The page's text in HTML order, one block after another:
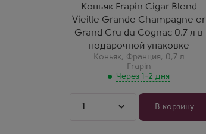
Коньяк Frapin Cigar Blend
Vieille Grande Champagne er
Grand Cru du Cognac 0.7 л в
подарочной упаковке
Коньяк, Франция, 0,7 л
Frapin
Через 1-2 дня
1 В корзину